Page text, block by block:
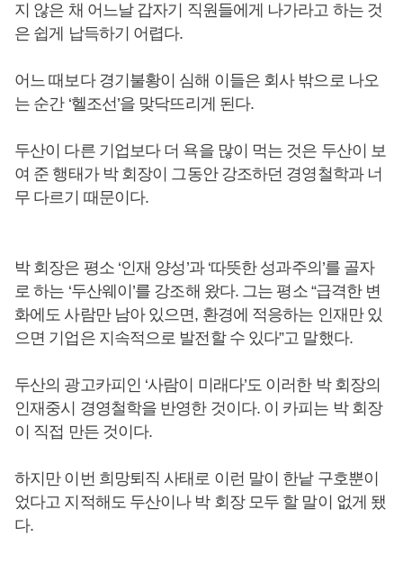
지 않은 채 어느날 갑자기 직원들에게 나가라고 하는 것
은 쉽게 납득하기 어렵다.
어느 때보다 경기불황이 심해 이들은 회사 밖으로 나오
는 순간 ‘헬조선’을 맞닥뜨리게 된다.
두산이 다른 기업보다 더 욕을 많이 먹는 것은 두산이 보
여 준 행태가 박 회장이 그동안 강조하던 경영철학과 너
무 다르기 때문이다.
박 회장은 평소 ‘인재 양성’과 ‘따뜻한 성과주의’를 골자
로 하는 ‘두산웨이’를 강조해 왔다. 그는 평소 “급격한 변
화에도 사람만 남아 있으면, 환경에 적응하는 인재만 있
으면 기업은 지속적으로 발전할 수 있다”고 말했다.
두산의 광고카피인 ‘사람이 미래다’도 이러한 박 회장의
인재중시 경영철학을 반영한 것이다. 이 카피는 박 회장
이 직접 만든 것이다.
하지만 이번 희망퇴직 사태로 이런 말이 한낱 구호뿐이
었다고 지적해도 두산이나 박 회장 모두 할 말이 없게 됐
다.